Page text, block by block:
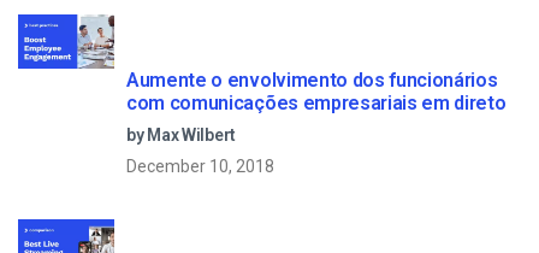
Aumente o envolvimento dos funcionários
com comunicações empresariais em direto
by Max Wilbert
December 10, 2018